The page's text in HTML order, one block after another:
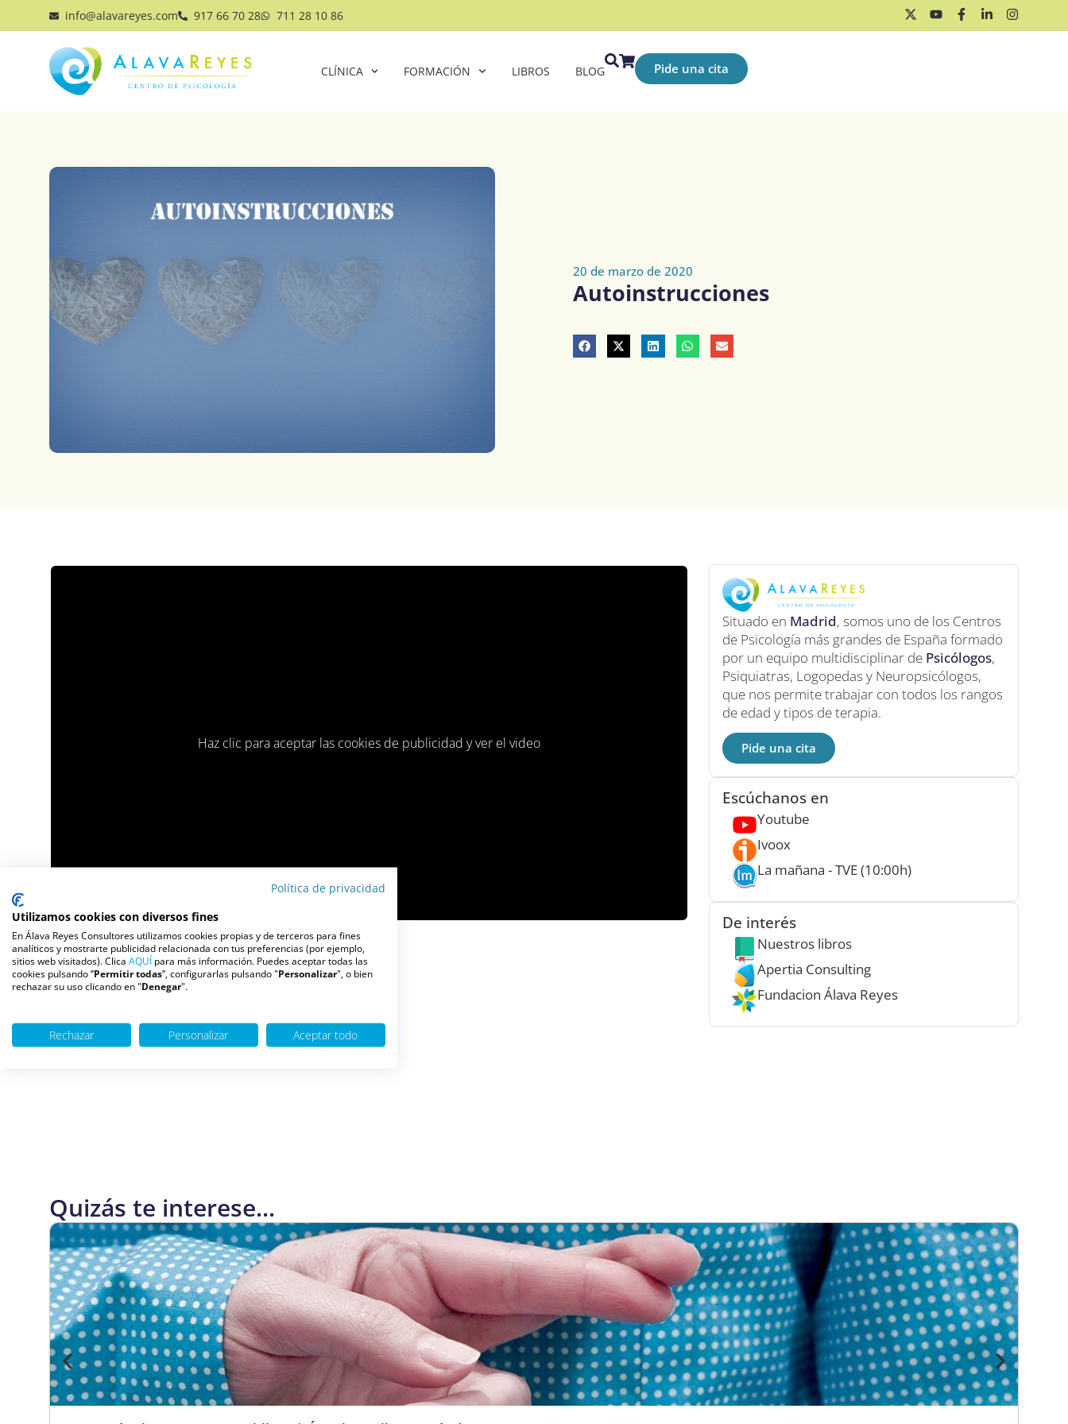
info@alavareyes.com 917 66 70 28 711 28 10 86
CLÍNICA FORMACIÓN LIBROS BLOG Pide una cita
20 de marzo de 2020
Autoinstrucciones
Haz clic para aceptar las cookies de publicidad y ver el video
Situado en Madrid, somos uno de los Centros
de Psicología más grandes de España formado
por un equipo multidisciplinar de Psicólogos,
Psiquiatras, Logopedas y Neuropsicólogos,
que nos permite trabajar con todos los rangos
de edad y tipos de terapia.
Pide una cita
Escúchanos en
Youtube
Ivoox
La mañana - TVE (10:00h)
De interés
Nuestros libros
Apertia Consulting
Fundacion Álava Reyes
Quizás te interese...
Política de privacidad
Utilizamos cookies con diversos fines
En Álava Reyes Consultores utilizamos cookies propias y de terceros para fines
analíticos y mostrarte publicidad relacionada con tus preferencias (por ejemplo,
sitios web visitados). Clica AQUÍ para más información. Puedes aceptar todas las
cookies pulsando ‘’Permitir todas”, configurarlas pulsando "Personalizar", o bien
rechazar su uso clicando en "Denegar".
Rechazar Personalizar Aceptar todo